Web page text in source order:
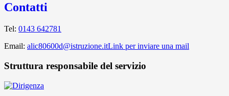
Contatti
Tel: 0143 642781
Email: alic80600d@istruzione.itLink per inviare una mail
Struttura responsabile del servizio